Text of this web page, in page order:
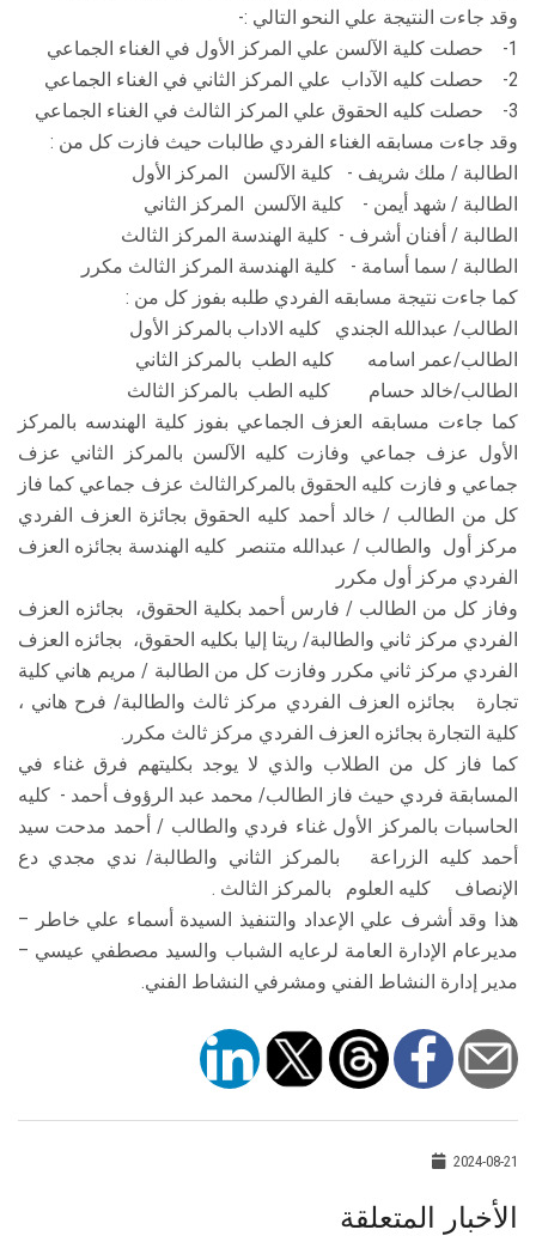
وقد جاءت النتيجة علي النحو التالي :-
1- حصلت كلية الآلسن علي المركز الأول في الغناء الجماعي
2- حصلت كليه الآداب علي المركز الثاني في الغناء الجماعي
3- حصلت كليه الحقوق علي المركز الثالث في الغناء الجماعي
وقد جاءت مسابقه الغناء الفردي طالبات حيث فازت كل من :
الطالبة / ملك شريف - كلية الآلسن المركز الأول
الطالبة / شهد أيمن - كلية الآلسن المركز الثاني
الطالبة / أفنان أشرف - كلية الهندسة المركز الثالث
الطالبة / سما أسامة - كلية الهندسة المركز الثالث مكرر
كما جاءت نتيجة مسابقه الفردي طلبه بفوز كل من :
الطالب/ عبدالله الجندي كليه الاداب بالمركز الأول
الطالب/عمر اسامه كليه الطب بالمركز الثاني
الطالب/خالد حسام كليه الطب بالمركز الثالث
كما جاءت مسابقه العزف الجماعي بفوز كلية الهندسه بالمركز
الأول عزف جماعي وفازت كليه الآلسن بالمركز الثاني عزف
جماعي و فازت كليه الحقوق بالمركرالثالث عزف جماعي كما فاز
كل من الطالب / خالد أحمد كليه الحقوق بجائزة العزف الفردي
مركز أول والطالب / عبدالله متنصر كليه الهندسة بجائزه العزف
الفردي مركز أول مكرر
وفاز كل من الطالب / فارس أحمد بكلية الحقوق، بجائزه العزف
الفردي مركز ثاني والطالبة/ ريتا إليا بكليه الحقوق، بجائزه العزف
الفردي مركز ثاني مكرر وفازت كل من الطالبة / مريم هاني كلية
تجارة بجائزه العزف الفردي مركز ثالث والطالبة/ فرح هاني ،
كلية التجارة بجائزه العزف الفردي مركز ثالث مكرر.
كما فاز كل من الطلاب والذي لا يوجد بكليتهم فرق غناء في
المسابقة فردي حيث فاز الطالب/ محمد عبد الرؤوف أحمد - كليه
الحاسبات بالمركز الأول غناء فردي والطالب / أحمد مدحت سيد
أحمد كليه الزراعة بالمركز الثاني والطالبة/ ندي مجدي دع
الإنصاف كليه العلوم بالمركز الثالث .
هذا وقد أشرف علي الإعداد والتنفيذ السيدة أسماء علي خاطر –
مديرعام الإدارة العامة لرعايه الشباب والسيد مصطفي عيسي –
مدير إدارة النشاط الفني ومشرفي النشاط الفني.
2024-08-21
الأخبار المتعلقة